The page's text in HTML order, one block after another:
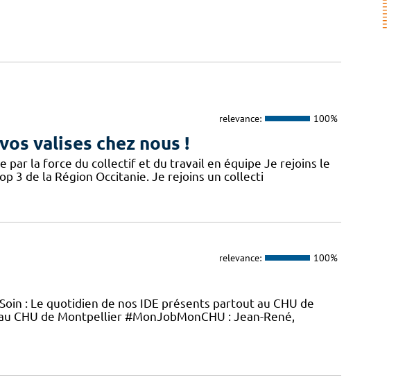
relevance: 100%
valises chez nous !
par la force du collectif et du travail en équipe Je rejoins le
3 de la Région Occitanie. Je rejoins un collecti
relevance: 100%
: Le quotidien de nos IDE présents partout au CHU de
CHU de Montpellier #MonJobMonCHU : Jean-René,